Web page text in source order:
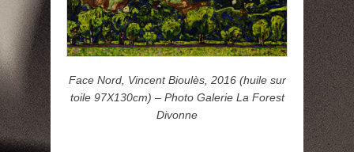
Face Nord, Vincent Bioulès, 2016 (huile sur
toile 97X130cm) – Photo Galerie La Forest
Divonne